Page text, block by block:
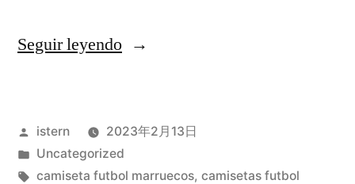
Seguir leyendo«bounty
Publicado
por
istern
2023年2月13日
Publicado
en
Uncategorized
Etiquetas:
camiseta futbol marruecos, camisetas futbol